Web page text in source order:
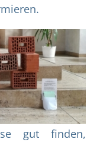
gut finden,